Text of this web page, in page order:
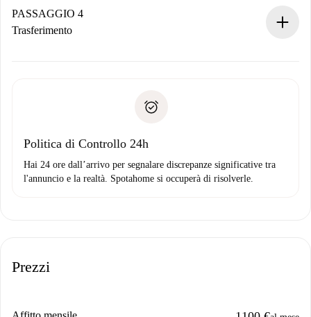
contatto con il proprietario.
Se rifiutata: non ti addebiteremo nulla e ti proporremo
Domiciliazione del pagamento
PASSAGGIO 4
Trasferimento
solo se non segnali problemi.
Politica di Controllo 24h
Hai 24 ore dall’arrivo per segnalare discrepanze significative tra
l'annuncio e la realtà. Spotahome si occuperà di risolverle.
Prezzi